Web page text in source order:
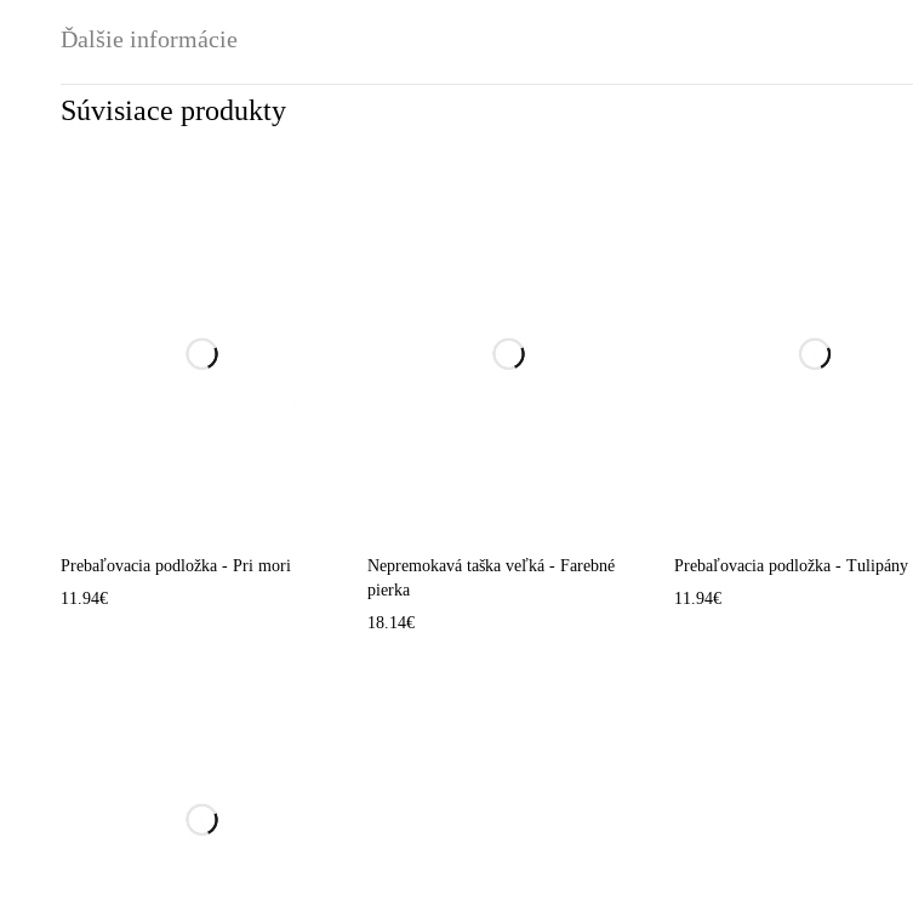
Ďalšie informácie
Súvisiace produkty
Prebaľovacia podložka - Pri mori
11.94€
Nepremokavá taška veľká - Farebné
pierka
18.14€
Prebaľovacia podložka - Tulipány
11.94€